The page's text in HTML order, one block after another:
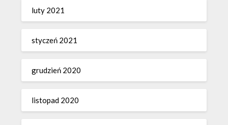
luty 2021
styczeń 2021
grudzień 2020
listopad 2020